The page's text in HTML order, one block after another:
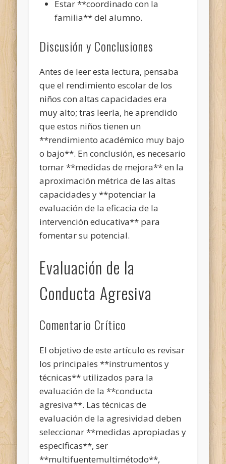
Estar **coordinado con la
familia** del alumno.
Discusión y Conclusiones
Antes de leer esta lectura, pensaba
que el rendimiento escolar de los
niños con altas capacidades era
muy alto; tras leerla, he aprendido
que estos niños tienen un
**rendimiento académico muy bajo
o bajo**. En conclusión, es necesario
tomar **medidas de mejora** en la
aproximación métrica de las altas
capacidades y **potenciar la
evaluación de la eficacia de la
intervención educativa** para
fomentar su potencial.
Evaluación de la
Conducta Agresiva
Comentario Crítico
El objetivo de este artículo es revisar
los principales **instrumentos y
técnicas** utilizados para la
evaluación de la **conducta
agresiva**. Las técnicas de
evaluación de la agresividad deben
seleccionar **medidas apropiadas y
específicas**, ser
**multifuentemultimétodo**,